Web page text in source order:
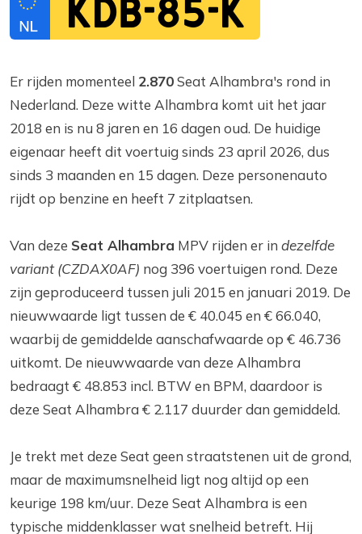
KDB-85-K
Er rijden momenteel 2.870Seat Alhambra's rond in
Nederland. Deze witte Alhambra komt uit het jaar
2018 en is nu 8 jaren en 16 dagen oud. De huidige
eigenaar heeft dit voertuig sinds 23 april 2026, dus
sinds 3 maanden en 15 dagen. Deze personenauto
rijdt op benzine en heeft 7 zitplaatsen.
Van deze Seat Alhambra MPV rijden er in dezelfde
variant (CZDAX0AF) nog 396 voertuigen rond. Deze
zijn geproduceerd tussen juli 2015 en januari 2019. De
nieuwwaarde ligt tussen de € 40.045 en € 66.040,
waarbij de gemiddelde aanschafwaarde op € 46.736
uitkomt. De nieuwwaarde van deze Alhambra
bedraagt € 48.853 incl. BTW en BPM, daardoor is
deze Seat Alhambra € 2.117 duurder dan gemiddeld.
Je trekt met deze Seat geen straatstenen uit de grond,
maar de maximumsnelheid ligt nog altijd op een
keurige 198 km/uur. Deze Seat Alhambra is een
typische middenklasser wat snelheid betreft. Hij